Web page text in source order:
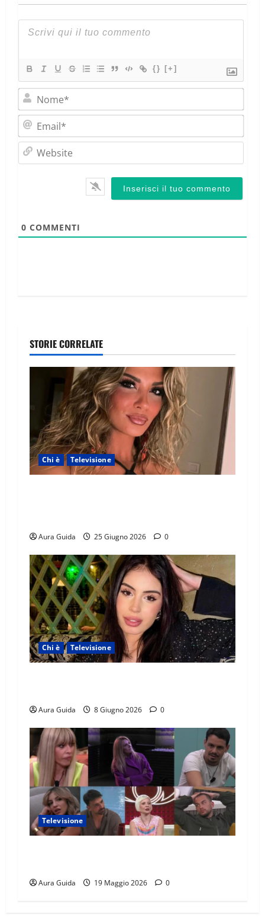
{} [+]
0 COMMENTI
STORIE CORRELATE
Chi è Televisione
Aura Guida 25 Giugno 2026 0
Chi è Televisione
Aura Guida 8 Giugno 2026 0
Televisione
Aura Guida 19 Maggio 2026 0